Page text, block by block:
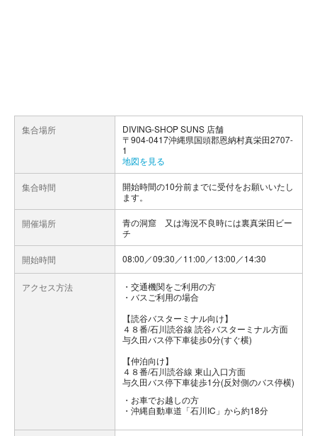
集合場所
DIVING-SHOP SUNS 店舗
〒904-0417沖縄県国頭郡恩納村真栄田2707-
1
地図を見る
集合時間
開始時間の10分前までに受付をお願いいたし
ます。
開催場所
青の洞窟 又は海況不良時には裏真栄田ビー
チ
開始時間 08:00／09:30／11:00／13:00／14:30
アクセス方法
交通機関をご利用の方
・バスご利用の場合
【読谷バスターミナル向け】
４８番/石川読谷線 読谷バスターミナル方面
与久田バス停下車徒歩0分(すぐ横)
【仲泊向け】
４８番/石川読谷線 東山入口方面
与久田バス停下車徒歩1分(反対側のバス停横)
お車でお越しの方
・沖縄自動車道「石川IC」から約18分